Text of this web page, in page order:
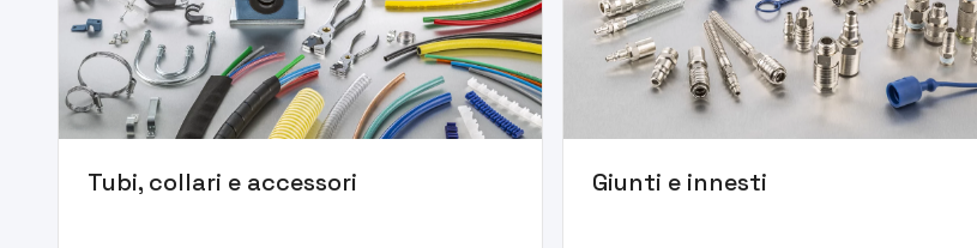
Tubi, collari e accessori Giunti e innesti